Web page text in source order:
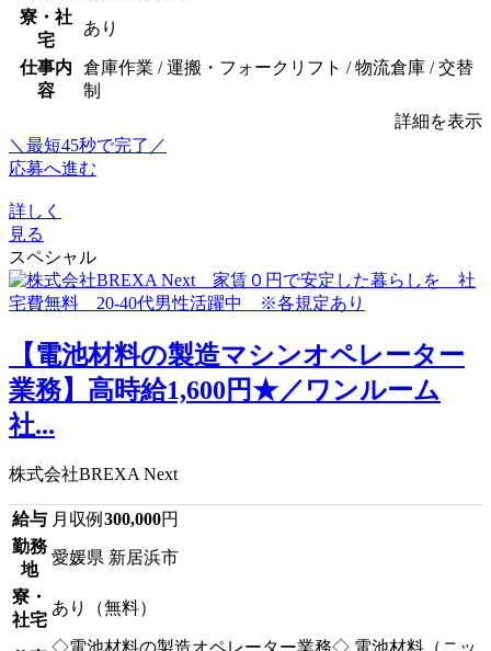
寮・社
宅
あり
仕事内
容
倉庫作業 / 運搬・フォークリフト / 物流倉庫 / 交替
制
詳細を表示
＼最短45秒で完了／
応募へ進む
詳しく
見る
スペシャル
【電池材料の製造マシンオペレーター
業務】高時給1,600円★／ワンルーム
社...
株式会社BREXA Next
給与 月収例 300,000円
勤務
地
愛媛県 新居浜市
寮・
社宅
あり（無料）